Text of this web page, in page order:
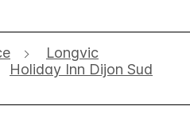
Longvic
Holiday Inn Dijon Sud